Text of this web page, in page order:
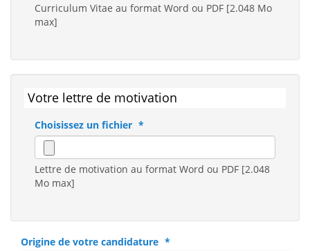
Curriculum Vitae au format Word ou PDF [2.048 Mo
max]
Votre lettre de motivation
Choisissez un fichier
Lettre de motivation au format Word ou PDF [2.048
Mo max]
Origine de votre candidature